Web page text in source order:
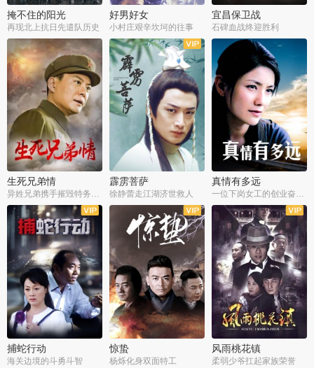
掩不住的阳光
再现北上抗日先遣队历史
好男好女
小村庄艰辛坎坷的往事
宜昌保卫战
石碑血战终迎胜利
全37集
生死兄弟情
异姓兄弟携手摧毁特务阴谋
全40集
霹雳菩萨
徐静蕾走江湖济世救人
全25集
真情有多远
一位下岗女工的创业奋斗史
全22集
捕蛇行动
海关边境的斗勇斗智
全39集
惊蛰
杨烁化身双面特工
全36集
风雨桃花镇
柔弱少爷扛起家族荣誉